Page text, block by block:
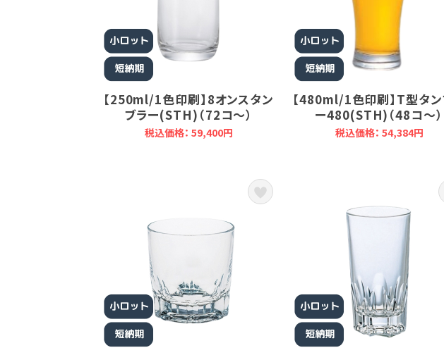
【250ml/1色印刷】8オンスタン
ブラー(STH)（72コ～）
税込価格： 59,400円
【480ml/1色印刷】T型タン
ー480(STH)（48コ～）
税込価格： 54,384円